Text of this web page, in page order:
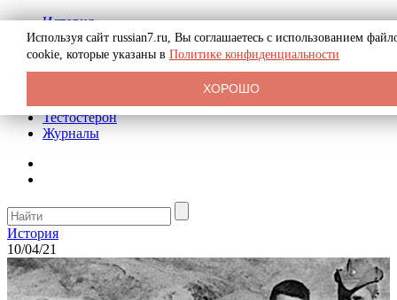
История
Биография
Криминал
Реклама на сайте
Тестостерон
Журналы
История
10/04/21
Используя сайт russian7.ru, Вы соглашаетесь с использованием
cookie, которые указаны в Политике конфиденциальности
ХОРОШО